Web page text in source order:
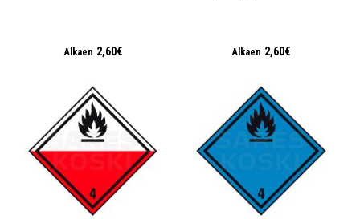
Alkaen 2,60€ Alkaen 2,60€